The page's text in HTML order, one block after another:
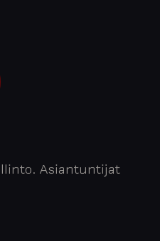
Asiantuntijat